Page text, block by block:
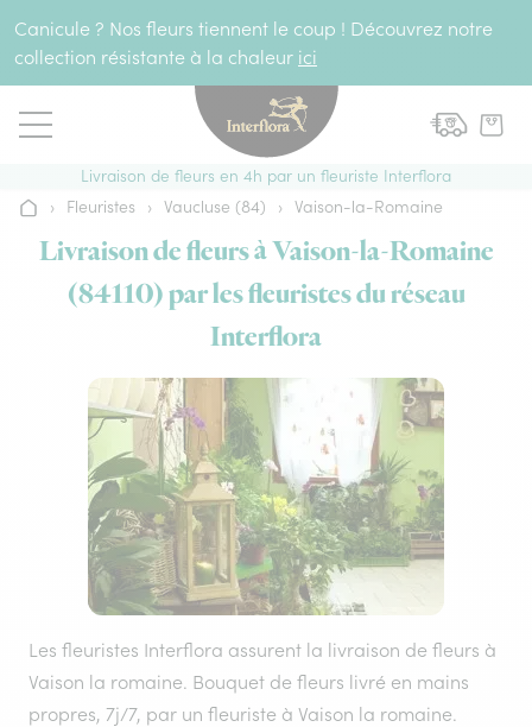
Canicule ? Nos fleurs tiennent le coup ! Découvrez notre
collection résistante à la chaleur ici
Livraison de fleurs en 4h par un fleuriste Interflora
Accueil
› Fleuristes › Vaucluse (84) › Vaison-la-Romaine
Livraison de fleurs à Vaison-la-Romaine
(84110) par les fleuristes du réseau
Interflora
Les fleuristes Interflora assurent la livraison de fleurs à
Vaison la romaine. Bouquet de fleurs livré en mains
propres, 7j/7, par un fleuriste à Vaison la romaine.